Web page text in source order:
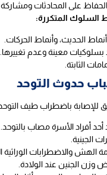
على المحادثات ومشاركة
السلوك المتكررة:
أنماط الحديث، وأنماط الحركات.
بسلوكيات معينة وعدم تغييرها.
الثابتة.
حدوث التوحد
للإصابة باضطراب طيف
أفراد الأسرة مصاب بالتوحد.
الجينية.
الهش والاضطرابات الوراثية
وزن الجنين عند الولادة.